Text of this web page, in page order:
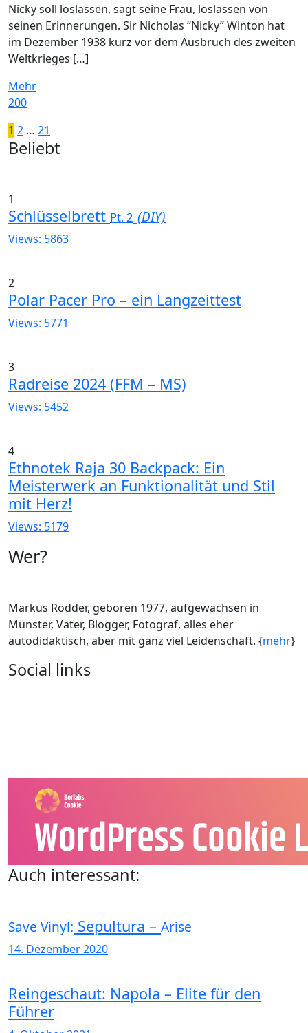
Nicky soll loslassen, sagt seine Frau, loslassen von
seinen Erinnerungen. Sir Nicholas “Nicky” Winton hat
im Dezember 1938 kurz vor dem Ausbruch des zweiten
Weltkrieges […]
Mehr
200
Seitennummerierung
der
1 2 … 21
Posts
Widgets
Beliebt
1
Schlüsselbrett Pt. 2 (DIY)
Views: 5863
2
Polar Pacer Pro – ein Langzeittest
Views: 5771
3
Radreise 2024 (FFM – MS)
Views: 5452
4
Ethnotek Raja 30 Backpack: Ein
Meisterwerk an Funktionalität und Stil
mit Herz!
Views: 5179
Wer?
Markus Rödder, geboren 1977, aufgewachsen in
Münster, Vater, Blogger, Fotograf, alles eher
autodidaktisch, aber mit ganz viel Leidenschaft. {mehr}
Social links
Auch interessant:
Save Vinyl: Sepultura – Arise
14. Dezember 2020
Reingeschaut: Napola – Elite für den
Führer